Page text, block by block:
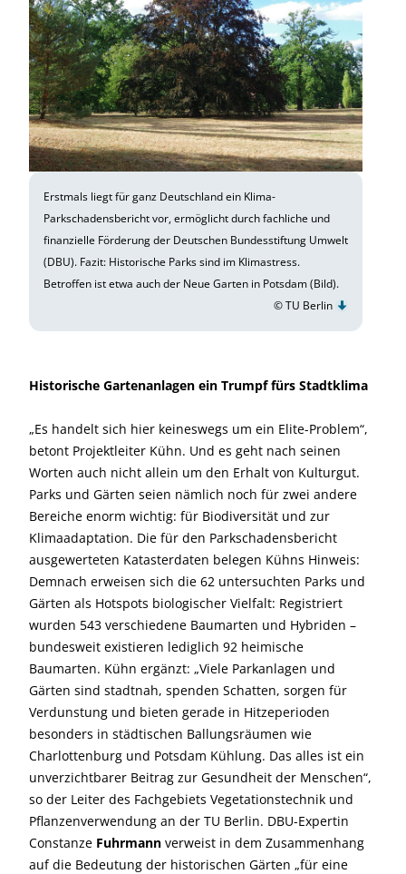
Erstmals liegt für ganz Deutschland ein Klima-
Parkschadensbericht vor, ermöglicht durch fachliche und
finanzielle Förderung der Deutschen Bundesstiftung Umwelt
(DBU). Fazit: Historische Parks sind im Klimastress.
Betroffen ist etwa auch der Neue Garten in Potsdam (Bild).
© TU Berlin
Historische Gartenanlagen ein Trumpf fürs Stadtklima
„Es handelt sich hier keineswegs um ein Elite-Problem“,
betont Projektleiter Kühn. Und es geht nach seinen
Worten auch nicht allein um den Erhalt von Kulturgut.
Parks und Gärten seien nämlich noch für zwei andere
Bereiche enorm wichtig: für Biodiversität und zur
Klimaadaptation. Die für den Parkschadensbericht
ausgewerteten Katasterdaten belegen Kühns Hinweis:
Demnach erweisen sich die 62 untersuchten Parks und
Gärten als Hotspots biologischer Vielfalt: Registriert
wurden 543 verschiedene Baumarten und Hybriden –
bundesweit existieren lediglich 92 heimische
Baumarten. Kühn ergänzt: „Viele Parkanlagen und
Gärten sind stadtnah, spenden Schatten, sorgen für
Verdunstung und bieten gerade in Hitzeperioden
besonders in städtischen Ballungsräumen wie
Charlottenburg und Potsdam Kühlung. Das alles ist ein
unverzichtbarer Beitrag zur Gesundheit der Menschen“,
so der Leiter des Fachgebiets Vegetationstechnik und
Pflanzenverwendung an der TU Berlin. DBU-Expertin
Constanze Fuhrmann verweist in dem Zusammenhang
auf die Bedeutung der historischen Gärten „für eine